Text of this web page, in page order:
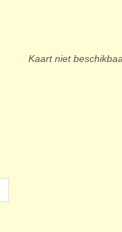
Kaart niet